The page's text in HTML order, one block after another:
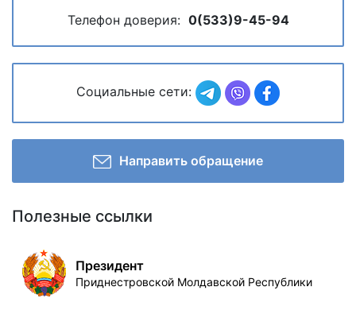
Телефон доверия: 0(533)9-45-94
Социальные сети:
Направить обращение
Полезные ссылки
Президент
Приднестровской Молдавской Республики